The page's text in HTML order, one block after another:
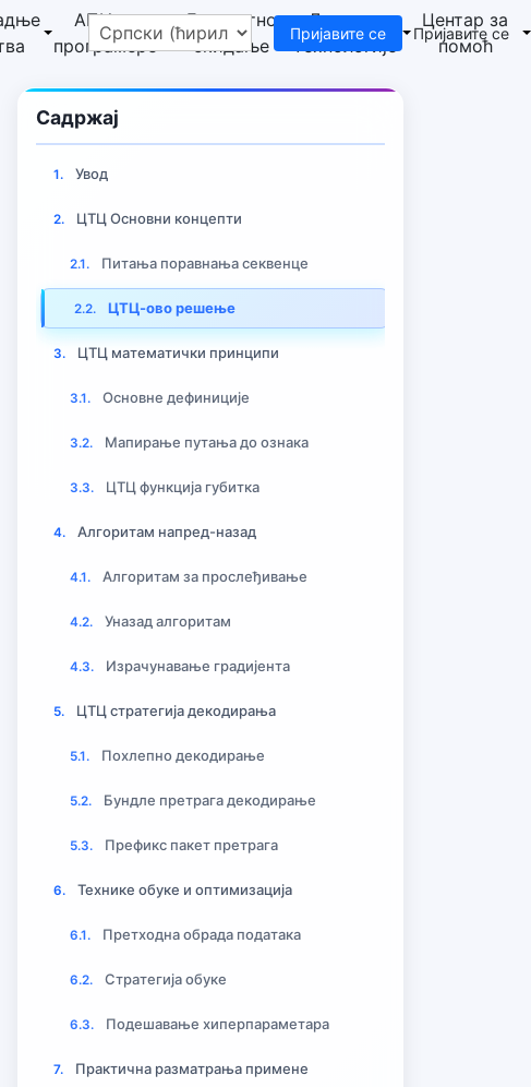
АПИ за
програмере
Бесплатно
скидање
Дељење
технологије
Центар за
помоћ
Пријавите се Пријавите се
водичи
Садржај
1. Увод
2. ЦТЦ Основни концепти
2.1. Питања поравнања секвенце
2.2. ЦТЦ-ово решење
3. ЦТЦ математички принципи
3.1. Основне дефиниције
3.2. Мапирање путања до ознака
3.3. ЦТЦ функција губитка
4. Алгоритам напред-назад
4.1. Алгоритам за прослеђивање
4.2. Уназад алгоритам
4.3. Израчунавање градијента
5. ЦТЦ стратегија декодирања
5.1. Похлепно декодирање
5.2. Бундле претрага декодирање
5.3. Префикс пакет претрага
6. Технике обуке и оптимизација
6.1. Претходна обрада података
6.2. Стратегија обуке
6.3. Подешавање хиперпараметара
7. Практична разматрања примене